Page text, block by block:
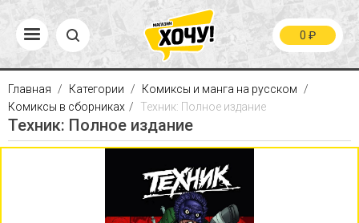
0 ₽
Главная Категории
Комиксы и манга на русском
Комиксы в сборниках
Техник: Полное издание
Техник: Полное издание